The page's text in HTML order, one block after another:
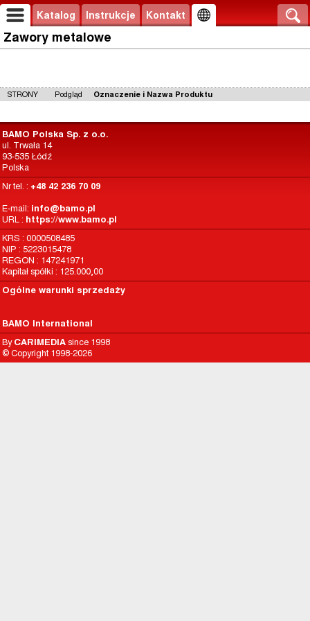
Katalog Instrukcje Kontakt
Zawory metalowe
STRONY Podgląd Oznaczenie i Nazwa Produktu
BAMO Polska Sp. z o.o.
ul. Trwała 14
93-535 Łódź
Polska
Nr tel. : +48 42 236 70 09
E-mail: info@bamo.pl
URL : https://www.bamo.pl
KRS : 0000508485
NIP : 5223015478
REGON : 147241971
Kapitał spółki : 125.000,00
Ogólne warunki sprzedaży
BAMO International
By CARIMEDIA since 1998
© Copyright 1998-2026